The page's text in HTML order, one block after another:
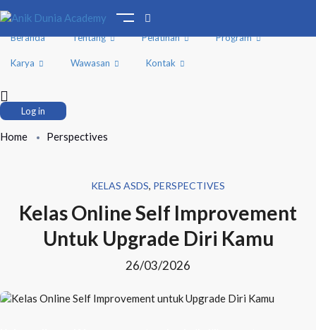
Beranda Tentang Pelatihan Program
Karya Wawasan Kontak
Log in
Home Perspectives
KELAS ASDS, PERSPECTIVES
Kelas Online Self Improvement
Untuk Upgrade Diri Kamu
26/03/2026